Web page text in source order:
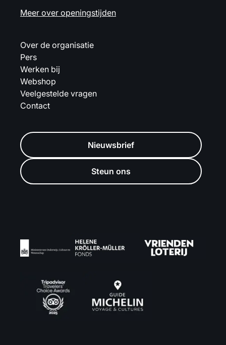
Meer over openingstijden
Over de organisatie
Pers
Werken bij
Webshop
Veelgestelde vragen
Contact
Nieuwsbrief
Steun ons